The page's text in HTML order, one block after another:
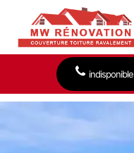
indisponible